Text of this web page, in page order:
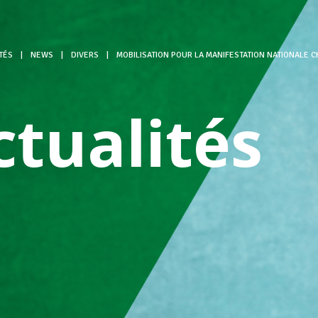
NEWS DIVERS MOBILISATION POUR LA MANIFESTATION NATIONALE